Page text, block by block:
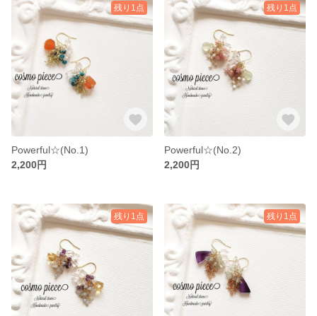
残り1点
Powerful☆(No.1)
2,200円
残り1点
Powerful☆(No.2)
2,200円
残り1点 残り1点